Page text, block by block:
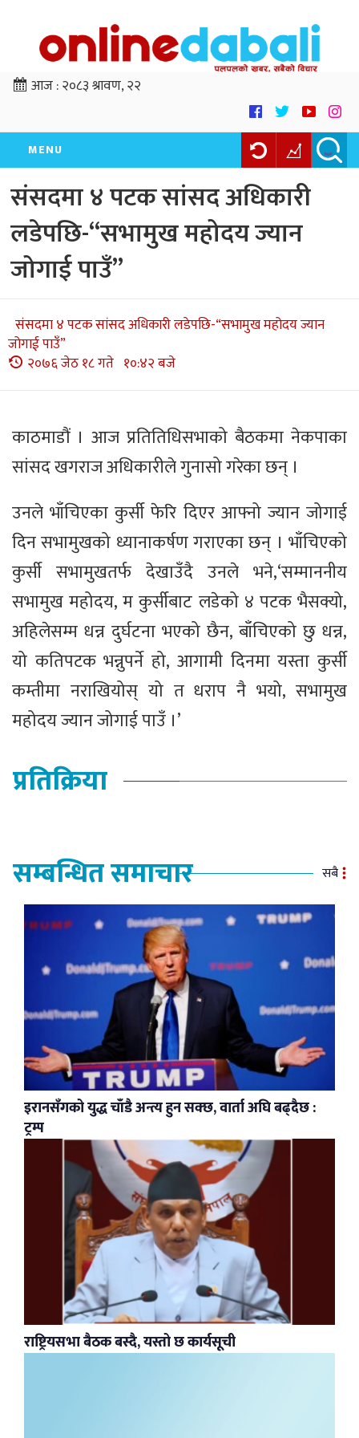
आज :२०८३ श्रावण, २२
MENU
संसदमा ४ पटक सांसद अधिकारी
लडेपछि-“सभामुख महोदय ज्यान
जोगाई पाउँ”
संसदमा ४ पटक सांसद अधिकारी लडेपछि-“सभामुख महोदय ज्यान
जोगाई पाउँ”
२०७६ जेठ १८ गते १०:४२ बजे
काठमाडौं । आज प्रतितिधिसभाको बैठकमा नेकपाका
सांसद खगराज अधिकारीले गुनासो गरेका छन् ।
उनले भाँचिएका कुर्सी फेरि दिएर आफ्नो ज्यान जोगाई
दिन सभामुखको ध्यानाकर्षण गराएका छन् । भाँचिएको
कुर्सी सभामुखतर्फ देखाउँदै उनले भने,‘सम्माननीय
सभामुख महोदय, म कुर्सीबाट लडेको ४ पटक भैसक्यो,
अहिलेसम्म धन्न दुर्घटना भएको छैन, बाँचिएको छु धन्न,
यो कतिपटक भन्नुपर्ने हो, आगामी दिनमा यस्ता कुर्सी
कम्तीमा नराखियोस् यो त धराप नै भयो, सभामुख
महोदय ज्यान जोगाई पाउँ ।’
प्रतिक्रिया
सम्बन्धित समाचार सबै
इरानसँगको युद्ध चाँडै अन्त्य हुन सक्छ, वार्ता अघि बढ्दैछ :
ट्रम्प
राष्ट्रियसभा बैठक बस्दै, यस्तो छ कार्यसूची